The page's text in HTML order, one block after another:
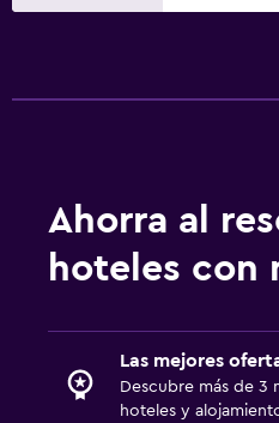
Armario o clóset
Escritorio
Salud y seguridad
Ahorra al
hoteles con
Las mejores
Descubre más de 3
hoteles y